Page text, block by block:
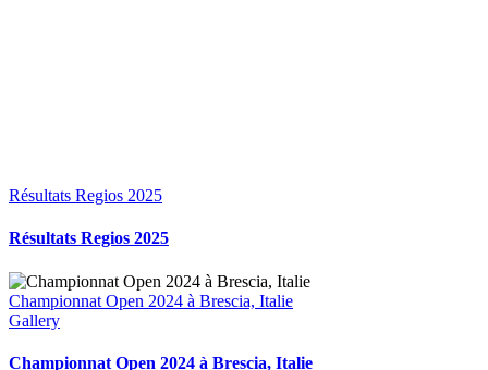
Résultats Regios 2025
Résultats Regios 2025
Championnat Open 2024 à Brescia, Italie
Gallery
Championnat Open 2024 à Brescia, Italie